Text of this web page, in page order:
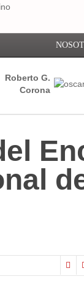
Roberto G.
Corona